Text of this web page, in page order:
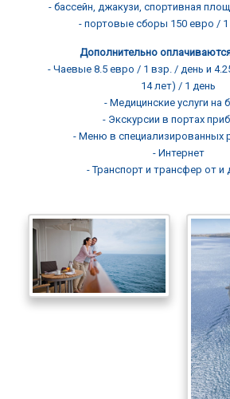
- бассейн, джакузи, спортивная
- портовые сборы 150 евро /
Дополнительно
- Чаевые 8.5 евро / 1 взр. / день и
14 лет) / 1 день
- Медицинские услуги на
- Экскурсии в портах
- Меню в специализированных
- Интернет
- Транспорт и трансфер от и